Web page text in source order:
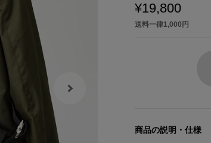
¥19,800
送料一律1,000円
商品の説明・仕様